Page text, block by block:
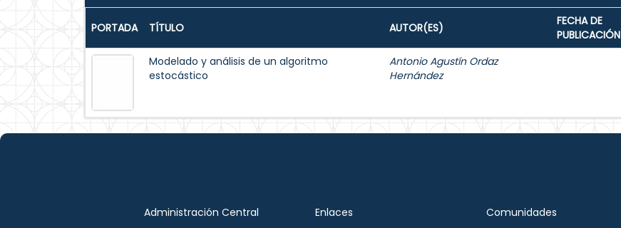
PORTADA TÍTULO AUTOR(ES)
FECHA DE
PUBLICACIÓN
Modelado y análisis de un algoritmo
estocástico
Antonio Agustín Ordaz
Hernández
Administración Central
Enlaces
Comunidades